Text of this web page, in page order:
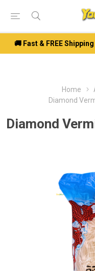
🚚 Fast & FREE
Home
Diamond
Diamond